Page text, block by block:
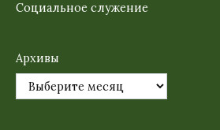
Социальное служение
Архивы